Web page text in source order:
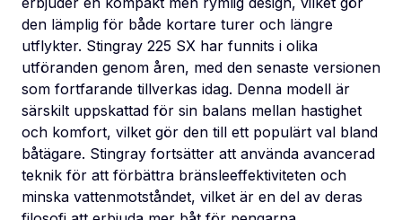
den lämplig för både kortare turer och längre
utflykter. Stingray 225 SX har funnits i olika
utföranden genom åren, med den senaste versionen
som fortfarande tillverkas idag. Denna modell är
särskilt uppskattad för sin balans mellan hastighet
och komfort, vilket gör den till ett populärt val bland
båtägare. Stingray fortsätter att använda avancerad
teknik för att förbättra bränsleeffektiviteten och
minska vattenmotståndet, vilket är en del av deras